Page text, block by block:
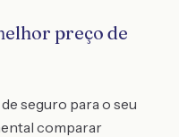
preço de
seguro para o seu
comparar